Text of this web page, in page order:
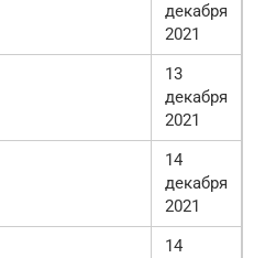
декабря
2021
13
декабря
2021
14
декабря
2021
14